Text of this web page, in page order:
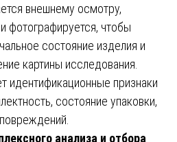
внешнему осмотру,
фотографируется, чтобы
состояние изделия и
картины исследования.
идентификационные признаки
состояние упаковки,
анализа и отбора